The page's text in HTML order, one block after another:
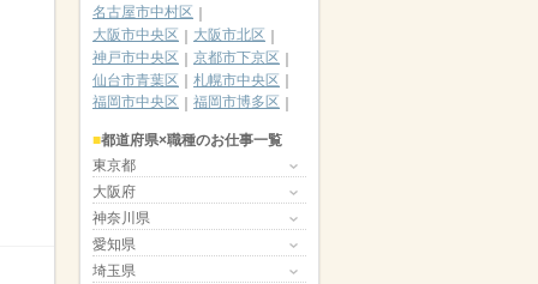
名古屋市中村区
大阪市中央区
大阪市北区
神戸市中央区
京都市下京区
仙台市青葉区
札幌市中央区
福岡市中央区
福岡市博多区
都道府県×職種のお仕事一覧
東京都
大阪府
神奈川県
愛知県
埼玉県